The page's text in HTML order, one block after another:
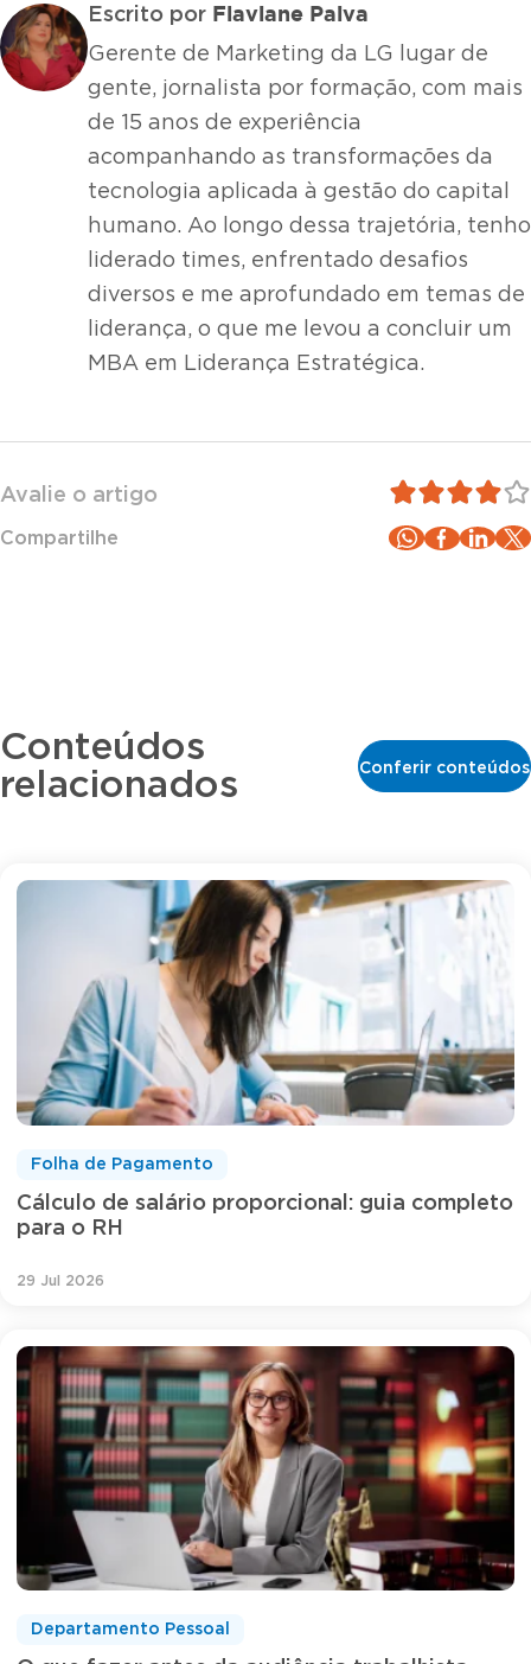
Escrito por Flaviane Paiva
Gerente de Marketing da LG lugar de
gente, jornalista por formação, com mais
de 15 anos de experiência
acompanhando as transformações da
tecnologia aplicada à gestão do capital
humano. Ao longo dessa trajetória, tenho
liderado times, enfrentado desafios
diversos e me aprofundado em temas de
liderança, o que me levou a concluir um
MBA em Liderança Estratégica.
Avalie o artigo
Compartilhe
Conteúdos
relacionados
Conferir conteúdos
Cálculo de salário proporcional: guia completo
para o RH
Folha de Pagamento
29 Jul 2026
Departamento Pessoal